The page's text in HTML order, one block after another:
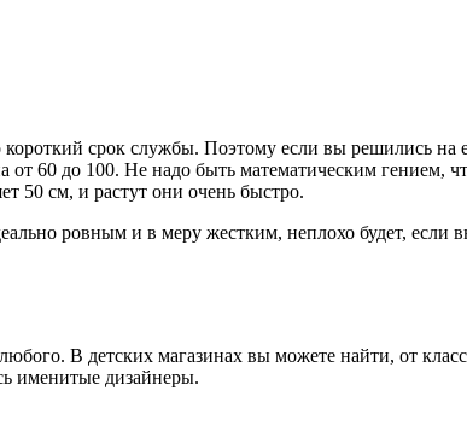
срок службы. Поэтому если вы решились на
от 60 до 100. Не надо быть математическим гением,
50 см, и растут они очень быстро.
ровным и в меру жестким, неплохо будет, если
В детских магазинах вы можете найти, от
именитые дизайнеры.